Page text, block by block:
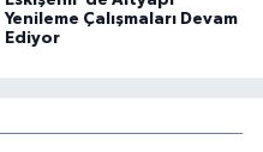
Yenileme Çalışmaları Devam
Ediyor